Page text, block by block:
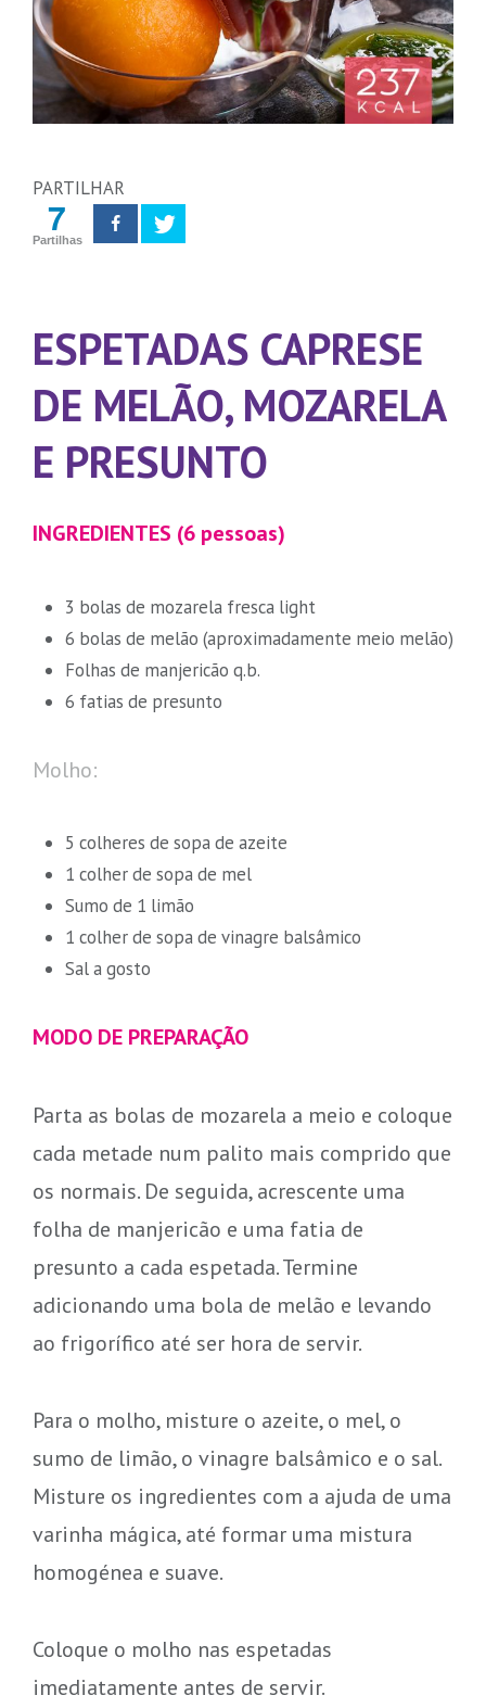
PARTILHAR
7
Partilhas
ESPETADAS CAPRESE
DE MELÃO, MOZARELA
E PRESUNTO
INGREDIENTES (6 pessoas)
3 bolas de mozarela fresca light
6 bolas de melão (aproximadamente meio melão)
Folhas de manjericão q.b.
6 fatias de presunto
Molho:
5 colheres de sopa de azeite
1 colher de sopa de mel
Sumo de 1 limão
1 colher de sopa de vinagre balsâmico
Sal a gosto
MODO DE PREPARAÇÃO
Parta as bolas de mozarela a meio e coloque
cada metade num palito mais comprido que
os normais. De seguida, acrescente uma
folha de manjericão e uma fatia de
presunto a cada espetada. Termine
adicionando uma bola de melão e levando
ao frigorífico até ser hora de servir.
Para o molho, misture o azeite, o mel, o
sumo de limão, o vinagre balsâmico e o sal.
Misture os ingredientes com a ajuda de uma
varinha mágica, até formar uma mistura
homogénea e suave.
Coloque o molho nas espetadas
imediatamente antes de servir.